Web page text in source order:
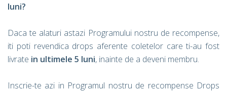
luni?
Daca te alaturi astazi Programului nostru de recompense,
iti poti revendica drops aferente coletelor care ti-au fost
livrate in ultimele 5 luni, inainte de a deveni membru.
Inscrie-te azi in Programul nostru de recompense Drops